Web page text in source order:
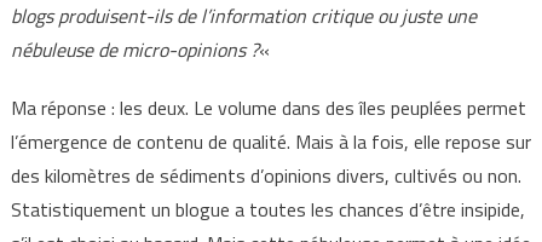
blogs produisent-ils de l’information critique ou juste une
nébuleuse de micro-opinions ?«
Ma réponse : les deux. Le volume dans des îles peuplées permet
l’émergence de contenu de qualité. Mais à la fois, elle repose sur
des kilomètres de sédiments d’opinions divers, cultivés ou non.
Statistiquement un blogue a toutes les chances d’être insipide,